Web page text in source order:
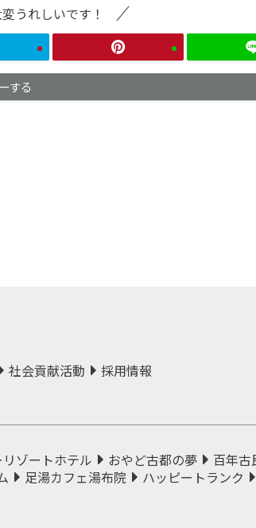
うれしいです！
する
社会貢献活動 採用情報
ゾートホテル おやど古都の夢 百年古
足湯カフェ湯布院 ハッピートランク